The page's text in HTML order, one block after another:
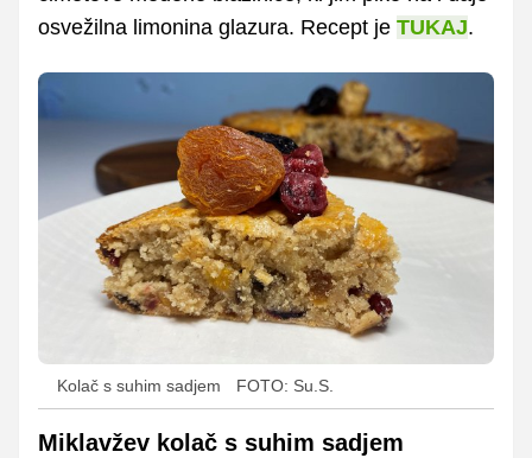
osvežilna limonina glazura. Recept je TUKAJ.
Kolač s suhim sadjem FOTO: Su.S.
Miklavžev kolač s suhim sadjem